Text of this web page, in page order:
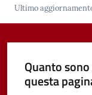
Menu selezionato
Servizi
Vivere
Castel
Ultimo
Quanto
questa